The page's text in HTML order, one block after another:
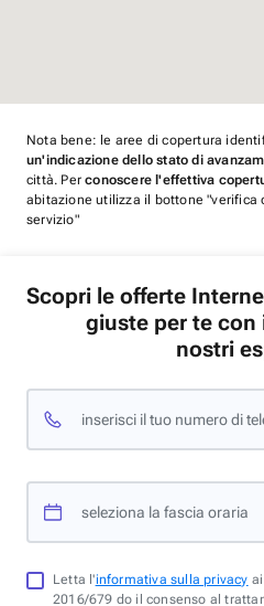
Nota bene: le aree di copertura
un'indicazione dello stato di
città. Perconoscere l'effettiva
abitazione utilizza il bottone "verifica
servizio"
Scopri le offerte
giuste per te
nostri
inserisci il tuo numero di
seleziona la fascia oraria
Letta l'informativa sulla privacy
2016/679 do il consenso al